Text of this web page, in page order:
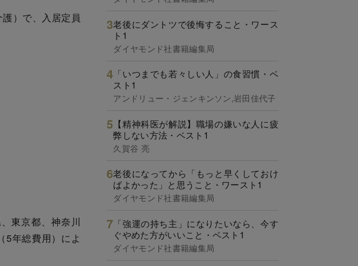
）で、入居定員
東京都、神奈川
5年総費用）によ
老後にダントツで後悔すること・ワース
ト1
ダイヤモンド社書籍編集局
「いつまでも若々しい人」の食習慣・ベ
スト1
アンドリュー・ジェンキンソン,岩田佳代子
【精神科医が解説】職場の嫌いな人に疲
弊しない方法・ベスト1
久賀谷 亮
老後になってから「もっと早くしておけ
ばよかった」と思うこと・ワースト1
ダイヤモンド社書籍編集局
「強運の持ち主」になりたいなら、今す
ぐやめた方がいいこと・ベスト1
ダイヤモンド社書籍編集局